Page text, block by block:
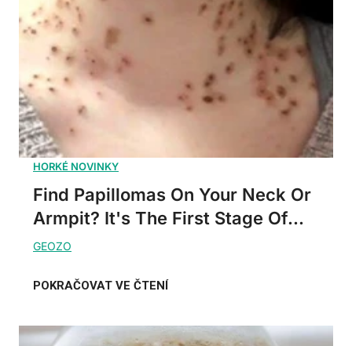
Find Papillomas On Your Neck Or
Armpit? It's The First Stage Of...